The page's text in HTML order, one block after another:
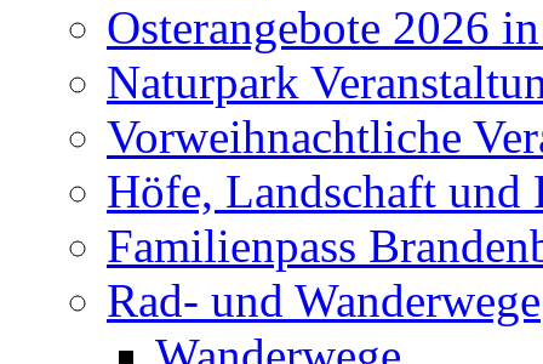
Osterangebote 2026
Naturpark
Vorweihnachtliche
Höfe, Landschaft und
Familienpass
Rad- und Wanderwege